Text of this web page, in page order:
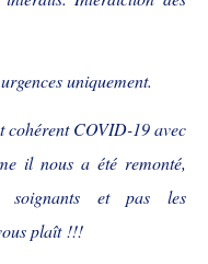
uniquement.
cohérent COVID-19 avec
il nous aété remonté,
soignants etpas les
plaît !!!